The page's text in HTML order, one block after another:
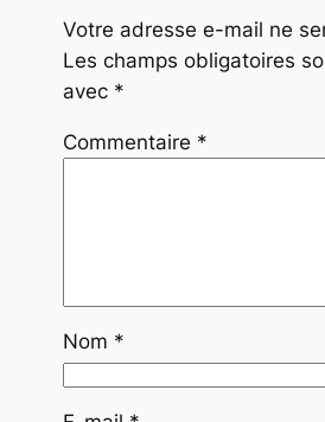
Votre adresse e-mail ne
Les champs obligatoires
avec *
Commentaire *
Nom *